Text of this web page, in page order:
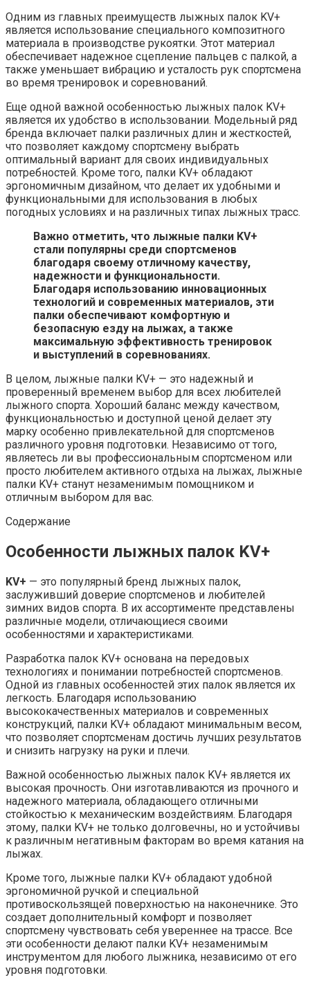
Одним из главных преимуществ лыжных палок KV+
является использование специального композитного
материала в производстве рукоятки. Этот материал
обеспечивает надежное сцепление пальцев с палкой, а
также уменьшает вибрацию и усталость рук спортсмена
во время тренировок и соревнований.
Еще одной важной особенностью лыжных палок KV+
является их удобство в использовании. Модельный ряд
бренда включает палки различных длин и жесткостей,
что позволяет каждому спортсмену выбрать
оптимальный вариант для своих индивидуальных
потребностей. Кроме того, палки KV+ обладают
эргономичным дизайном, что делает их удобными и
функциональными для использования в любых
погодных условиях и на различных типах лыжных трасс.
Важно отметить, что лыжные палки KV+
стали популярны среди спортсменов
благодаря своему отличному качеству,
надежности и функциональности.
Благодаря использованию инновационных
технологий и современных материалов, эти
палки обеспечивают комфортную и
безопасную езду на лыжах, а также
максимальную эффективность тренировок
и выступлений в соревнованиях.
В целом, лыжные палки KV+ — это надежный и
проверенный временем выбор для всех любителей
лыжного спорта. Хороший баланс между качеством,
функциональностью и доступной ценой делает эту
марку особенно привлекательной для спортсменов
различного уровня подготовки. Независимо от того,
являетесь ли вы профессиональным спортсменом или
просто любителем активного отдыха на лыжах, лыжные
палки KV+ станут незаменимым помощником и
отличным выбором для вас.
Содержание
Особенности лыжных палок KV+
KV+ — это популярный бренд лыжных палок,
заслуживший доверие спортсменов и любителей
зимних видов спорта. В их ассортименте представлены
различные модели, отличающиеся своими
особенностями и характеристиками.
Разработка палок KV+ основана на передовых
технологиях и понимании потребностей спортсменов.
Одной из главных особенностей этих палок является их
легкость. Благодаря использованию
высококачественных материалов и современных
конструкций, палки KV+ обладают минимальным весом,
что позволяет спортсменам достичь лучших результатов
и снизить нагрузку на руки и плечи.
Важной особенностью лыжных палок KV+ является их
высокая прочность. Они изготавливаются из прочного и
надежного материала, обладающего отличными
стойкостью к механическим воздействиям. Благодаря
этому, палки KV+ не только долговечны, но и устойчивы
к различным негативным факторам во время катания на
лыжах.
Кроме того, лыжные палки KV+ обладают удобной
эргономичной ручкой и специальной
противоскользящей поверхностью на наконечнике. Это
создает дополнительный комфорт и позволяет
спортсмену чувствовать себя увереннее на трассе. Все
эти особенности делают палки KV+ незаменимым
инструментом для любого лыжника, независимо от его
уровня подготовки.